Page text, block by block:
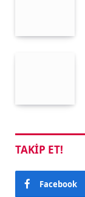
TAKIP ET!
Facebook